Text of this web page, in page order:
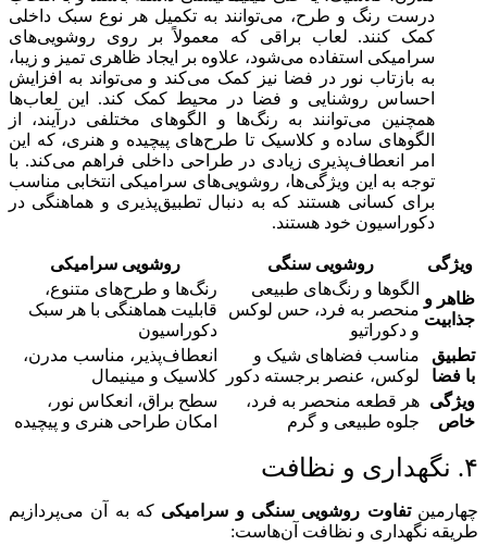
درست رنگ و طرح، می‌توانند به تکمیل هر نوع سبک داخلی
کمک کنند. لعاب براقی که معمولاً بر روی روشویی‌های
سرامیکی استفاده می‌شود، علاوه بر ایجاد ظاهری تمیز و زیبا،
به بازتاب نور در فضا نیز کمک می‌کند و می‌تواند به افزایش
احساس روشنایی و فضا در محیط کمک کند. این لعاب‌ها
همچنین می‌توانند به رنگ‌ها و الگوهای مختلفی درآیند، از
الگوهای ساده و کلاسیک تا طرح‌های پیچیده و هنری، که این
امر انعطاف‌پذیری زیادی در طراحی داخلی فراهم می‌کند. با
توجه به این ویژگی‌ها، روشویی‌های سرامیکی انتخابی مناسب
برای کسانی هستند که به دنبال تطبیق‌پذیری و هماهنگی در
دکوراسیون خود هستند.
ویژگی روشویی سنگی
روشویی سرامیکی
ظاهر و
جذابیت
الگوها و رنگ‌های طبیعی
منحصر به فرد، حس لوکس
و دکوراتیو
رنگ‌ها و طرح‌های متنوع،
قابلیت هماهنگی با هر سبک
دکوراسیون
تطبیق
با فضا
مناسب فضاهای شیک و
لوکس، عنصر برجسته دکور
انعطاف‌پذیر، مناسب مدرن،
کلاسیک و مینیمال
ویژگی
خاص
هر قطعه منحصر به فرد،
جلوه طبیعی و گرم
سطح براق، انعکاس نور،
امکان طراحی هنری و پیچیده
۴. نگهداری و نظافت
چهارمینتفاوت روشویی سنگی و سرامیکی که به آن می‌پردازیم
طریقه نگهداری و نظافت آن‌هاست: